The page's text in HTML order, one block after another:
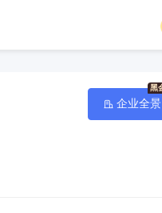
企业全景